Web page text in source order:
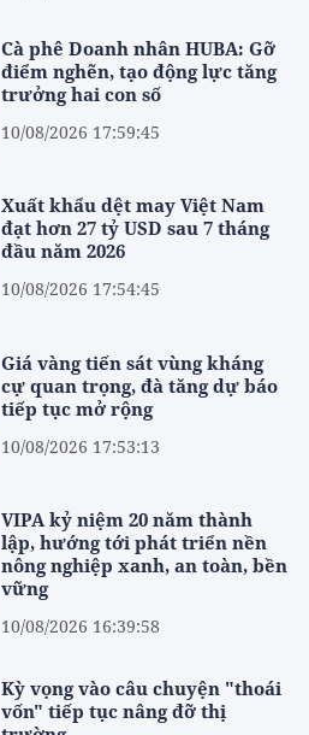
Cà phê Doanh nhân HUBA: Gỡ
điểm nghẽn, tạo động lực tăng
trưởng hai con số
10/08/2026 17:59:45
Xuất khẩu dệt may Việt Nam
đạt hơn 27 tỷ USD sau 7 tháng
đầu năm 2026
10/08/2026 17:54:45
Giá vàng tiến sát vùng kháng
cự quan trọng, đà tăng dự báo
tiếp tục mở rộng
10/08/2026 17:53:13
VIPA kỷ niệm 20 năm thành
lập, hướng tới phát triển nền
nông nghiệp xanh, an toàn, bền
vững
10/08/2026 16:39:58
Kỳ vọng vào câu chuyện "thoái
vốn" tiếp tục nâng đỡ thị